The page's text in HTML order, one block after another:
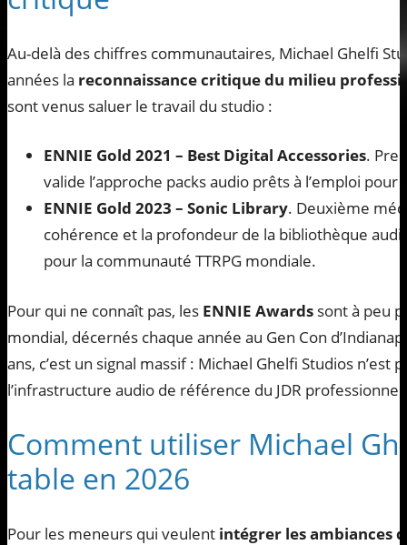
Au-delà des chiffres communautaires, Michael Ghelfi
années la reconnaissance critique du milieu
sont venus saluer le travail du studio :
ENNIE Gold 2021 – Best Digital Accessories.
valide l’approche packs audio prêts à l’emploi pour
ENNIE Gold 2023 – Sonic Library. Deuxième
cohérence et la profondeur de la bibliothèque
pour la communauté TTRPG mondiale.
Pour qui ne connaît pas, les ENNIE Awards sont à peu
mondial, décernés chaque année au Gen Con
ans, c’est un signal massif : Michael Ghelfi Studios n’est
l’infrastructure audio de référence du JDR
Comment utiliser Michael
table en 2026
Pour les meneurs qui veulent intégrer les ambiances